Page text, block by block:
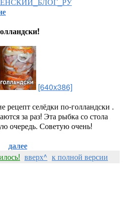
[640x386]
рецепт селёдки по-голландски .
за раз! Эта рыбка со стола
очередь. Советую очень!
далее
вверх^ к полной версии